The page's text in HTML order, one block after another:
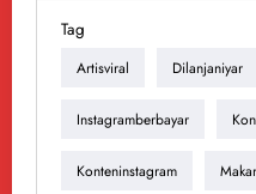
Tag
Artisviral Dilanjaniyar
Instagramberbayar
Konteninstagram